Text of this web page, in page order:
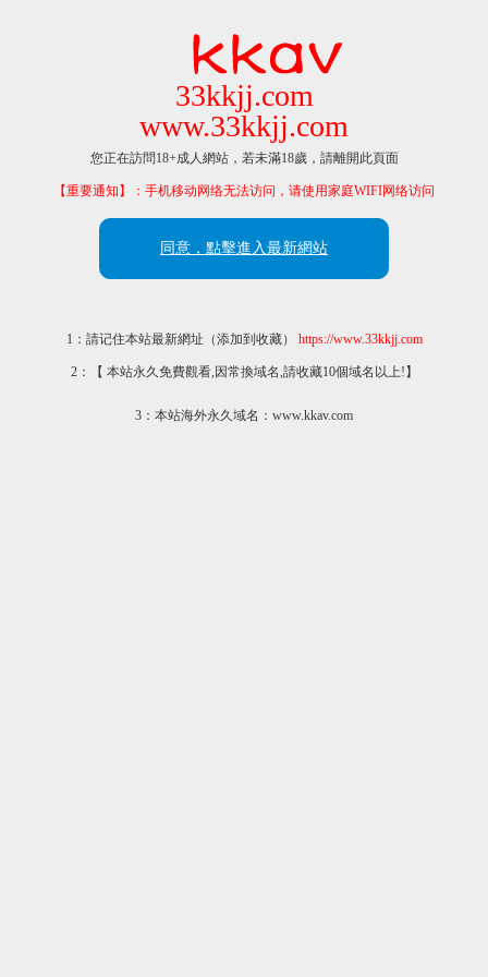
33kkjj.com
www.33kkjj.com
您正在訪問18+成人網站，若未滿18歲，請離開此頁面
【重要通知】：手机移动网络无法访问，请使用家庭WIFI网络访问
同意，點擊進入最新網站
1：請记住本站最新網址（添加到收藏） https://www.33kkjj.com
2：【 本站永久免費觀看,因常換域名,請收藏10個域名以上!】
3：本站海外永久域名：www.kkav.com